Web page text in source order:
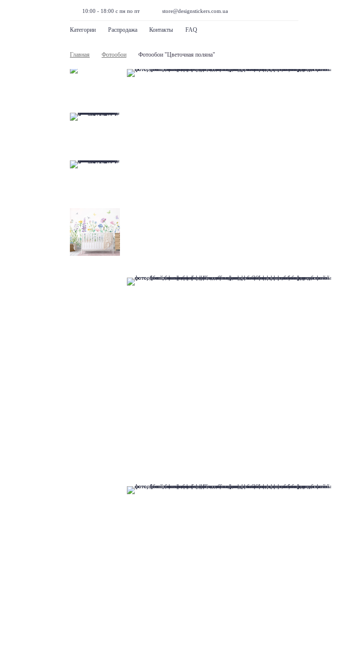
10:00 - 18:00 с пн по пт store@designstickers.com.ua
Категории Распродажа Контакты FAQ
Главная Фотообои Фотообои "Цветочная поляна"